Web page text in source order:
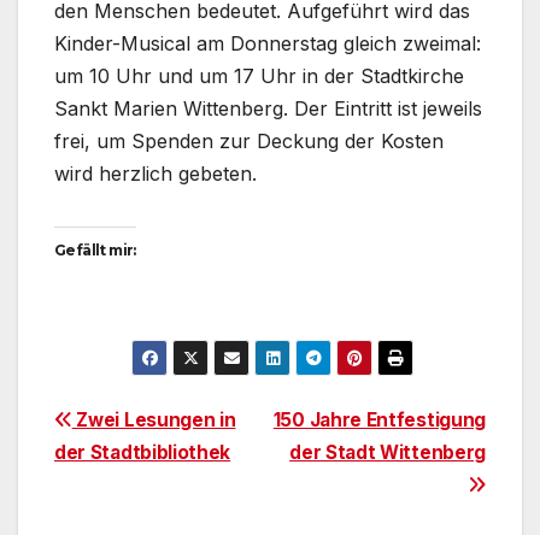
den Menschen bedeutet. Aufgeführt wird das
Kinder-Musical am Donnerstag gleich zweimal:
um 10 Uhr und um 17 Uhr in der Stadtkirche
Sankt Marien Wittenberg. Der Eintritt ist jeweils
frei, um Spenden zur Deckung der Kosten
wird herzlich gebeten.
Gefällt mir:
Beitragsnavigation
150 Jahre Entfestigung
der Stadt Wittenberg
Zwei Lesungen in
der Stadtbibliothek